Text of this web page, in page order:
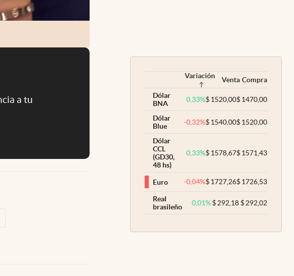
a tu
Variación Venta Compra
Dólar
BNA
0,33%$1520,00$1470,00
Dólar
Blue
-0,32%$1540,00$1520,00
Dólar
CCL
(GD30,
48 hs)
0,33%$1578,67$1571,43
Euro -0,04%$1727,26$1726,53
Real
brasileño
0,01% $292,18 $292,02